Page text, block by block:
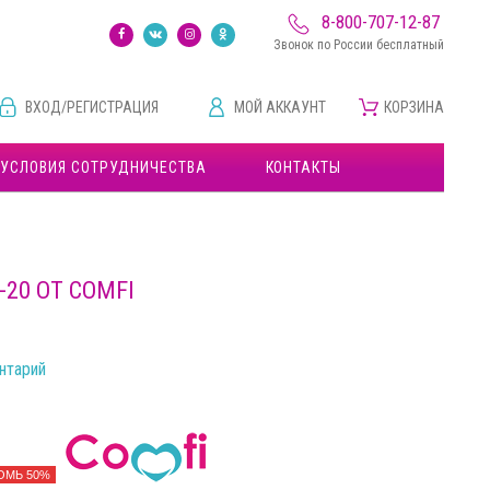
8-800-707-12-87
Звонок по России бесплатный
ВХОД/РЕГИСТРАЦИЯ МОЙ АККАУНТ КОРЗИНА
УСЛОВИЯ СОТРУДНИЧЕСТВА КОНТАКТЫ
ОТ COMFI
50%